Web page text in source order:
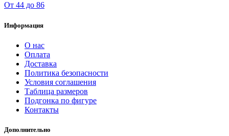
От 44 до 86
Информация
О нас
Оплата
Доставка
Политика безопасности
Условия соглашения
Таблица размеров
Подгонка по фигуре
Контакты
Дополнительно